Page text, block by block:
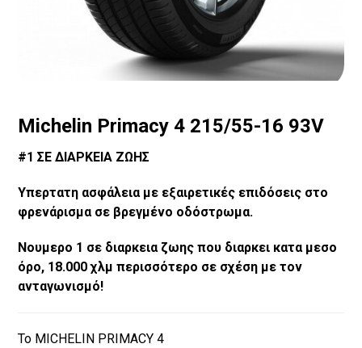
Michelin Primacy 4 215/55-16 93V
#1 ΣΕ ΔΙΑΡΚΕΙΑ ΖΩΗΣ
Υπερτατη ασφάλεια με εξαιρετικές επιδόσεις στο
φρενάρισμα σε βρεγμένο οδόστρωμα.
Νουμερο 1 σε διαρκεια ζωης που διαρκει κατα μεσο
όρο, 18.000 χλμ περισσότερο σε σχέση με τον
ανταγωνισμό!
Το MICHELIN PRIMACY 4